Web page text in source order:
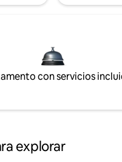
con servicios
explorar